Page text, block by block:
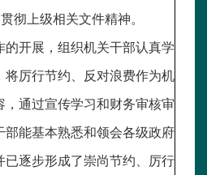
彻上级相关文件精神。
开展，组织机关干部认真学
将厉行节约、反对浪费作为机
，通过宣传学习和财务审核审
部能基本熟悉和领会各级政府
已逐步形成了崇尚节约、厉行